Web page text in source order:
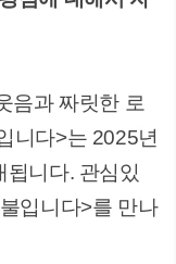
음과 짜릿한 로
니다>는 2025년
니다. 관심있
입니다>를 만나